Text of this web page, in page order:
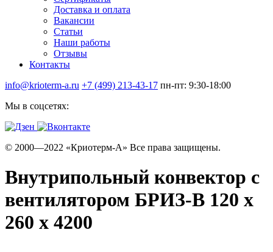
Доставка и оплата
Вакансии
Статьи
Наши работы
Отзывы
Контакты
info@krioterm-a.ru +7 (499) 213-43-17 пн-пт: 9:30-18:00
Мы в соцсетях:
© 2000—2022 «Криотерм-А» Все права защищены.
Внутрипольный конвектор с
вентилятором БРИЗ-В 120 х
260 х 4200